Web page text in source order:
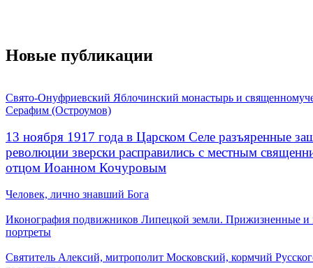
Новые публикации
Свято-Онуфриевский Яблочинский монастырь и
Серафим (Остроумов)
13 ноября 1917 года в Царском Селе разъяренные
революции зверски расправились с местным
отцом Иоанном Кочуровым
Человек, лично знавший Бога
Иконография подвижников Липецкой земли. Прижизненные и
портреты
Святитель Алексий, митрополит Московский, кормчий